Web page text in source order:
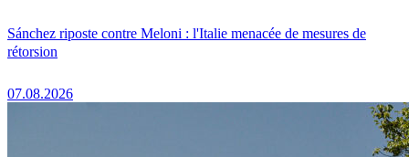
Sánchez riposte contre Meloni : l'Italie menacée de mesures de
rétorsion
07.08.2026